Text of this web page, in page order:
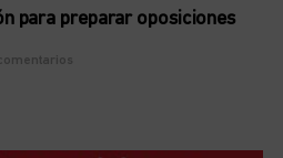
para preparar oposiciones